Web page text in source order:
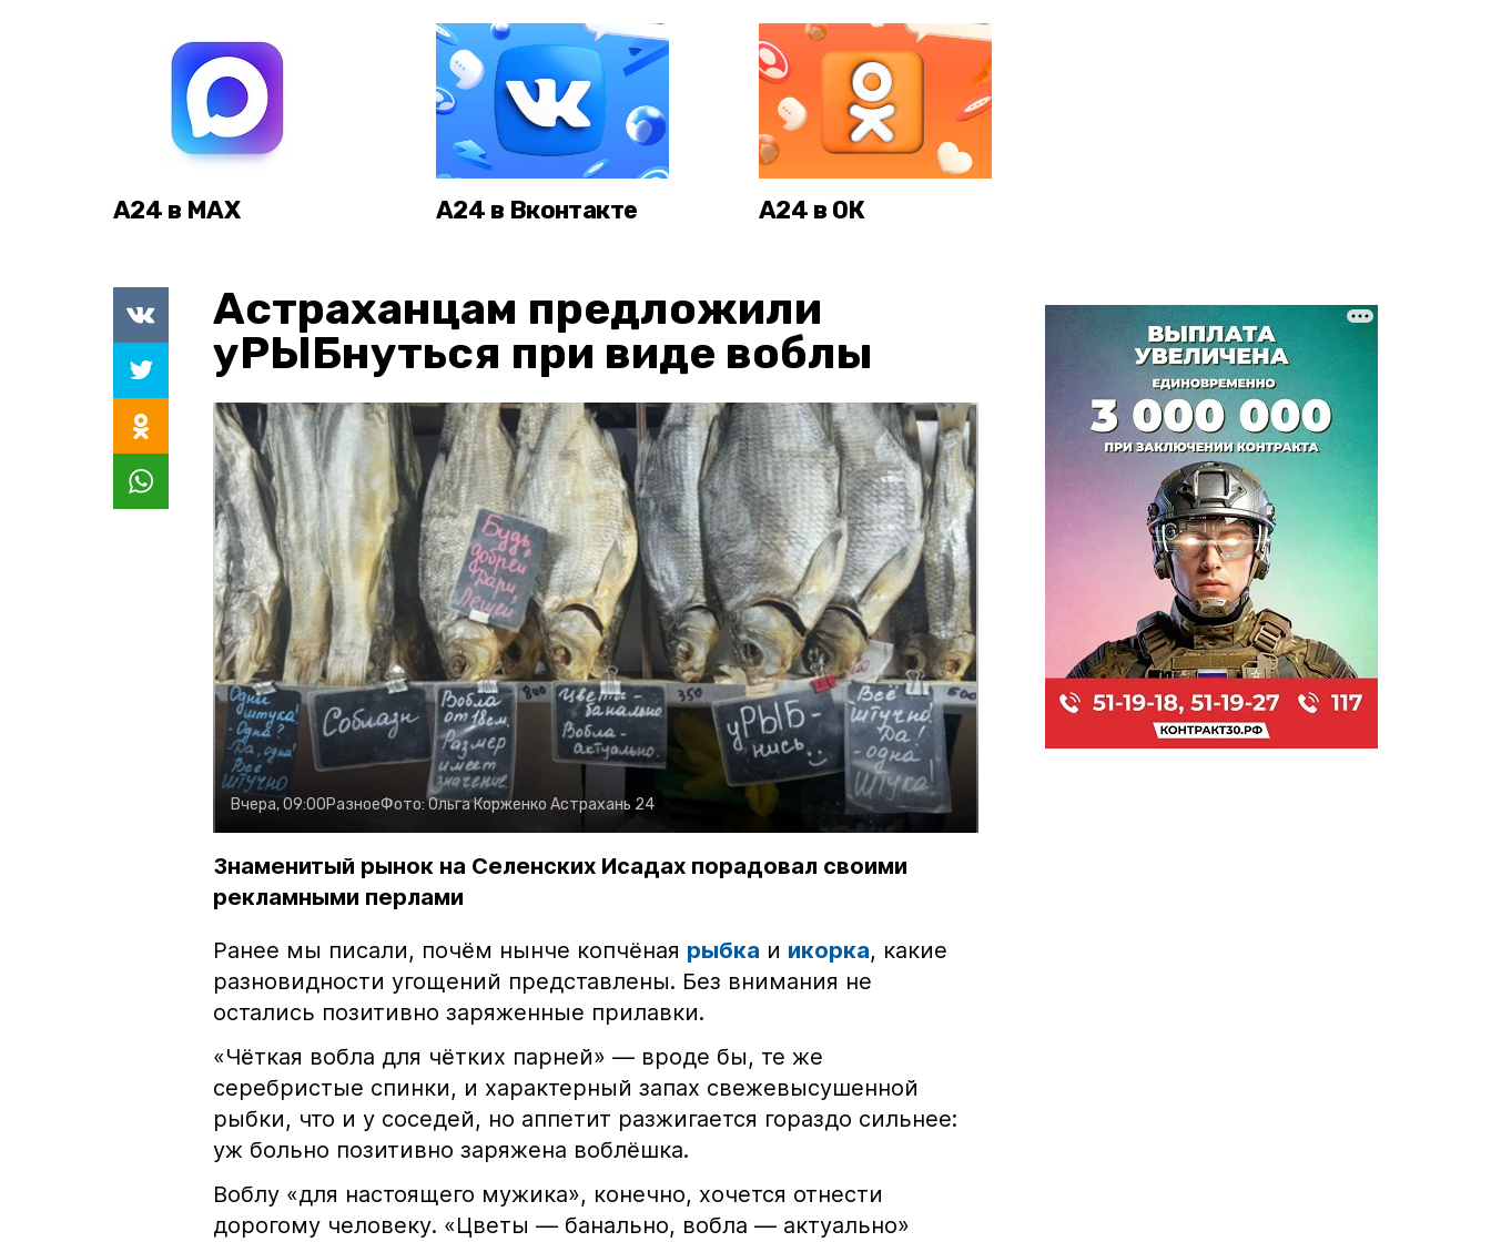
А24 в MAX А24 в Вконтакте А24 в ОК
Астраханцам предложили
уРЫБнуться при виде воблы
Вчера, 09:00РазноеФото:Ольга Корженко Астрахань 24
Знаменитый рынок на Селенских Исадах порадовал своими
рекламными перлами
Ранее мы писали, почём нынче копчёная рыбка и икорка, какие
разновидности угощений представлены. Без внимания не
остались позитивно заряженные прилавки.
«Чёткая вобла для чётких парней» — вроде бы, те же
серебристые спинки, и характерный запах свежевысушенной
рыбки, что и у соседей, но аппетит разжигается гораздо сильнее:
уж больно позитивно заряжена воблёшка.
Воблу «для настоящего мужика», конечно, хочется отнести
дорогому человеку. «Цветы — банально, вобла — актуально»